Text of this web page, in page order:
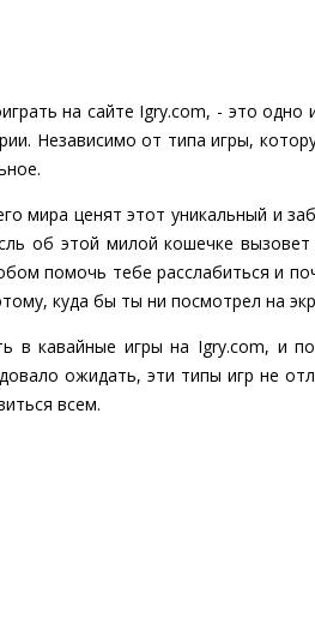
на сайте Igry.com, - это
Независимо от типа игры,
мира ценят этот уникальный и
об этой милой кошечке
помочь тебе расслабиться и
куда бы ты ни посмотрел на
кавайные игры на Igry.com, и
ожидать, эти типы игр не
всем.